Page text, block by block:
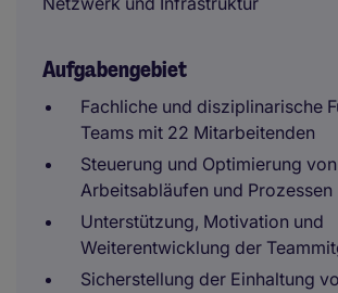
Aufgabengebiet
Fachliche und disziplinarische
Teams mit 22 Mitarbeitenden
Steuerung und Optimierung von
Arbeitsabläufen und Prozessen
Unterstützung, Motivation und
Weiterentwicklung der
Sicherstellung der Einhaltung